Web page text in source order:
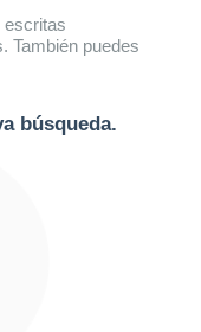
escritas
También puedes
búsqueda.